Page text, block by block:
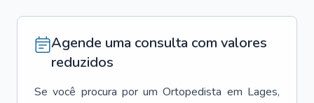
Agende uma consulta com valores
reduzidos
Se você procura por um Ortopedista em Lages,